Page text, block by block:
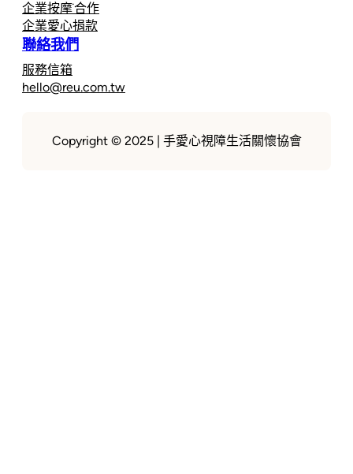
企業按摩˙合作
企業愛心捐款
聯絡我們
服務信箱
hello@reu.com.tw
Copyright © 2025 | 手愛心視障生活關懷協會